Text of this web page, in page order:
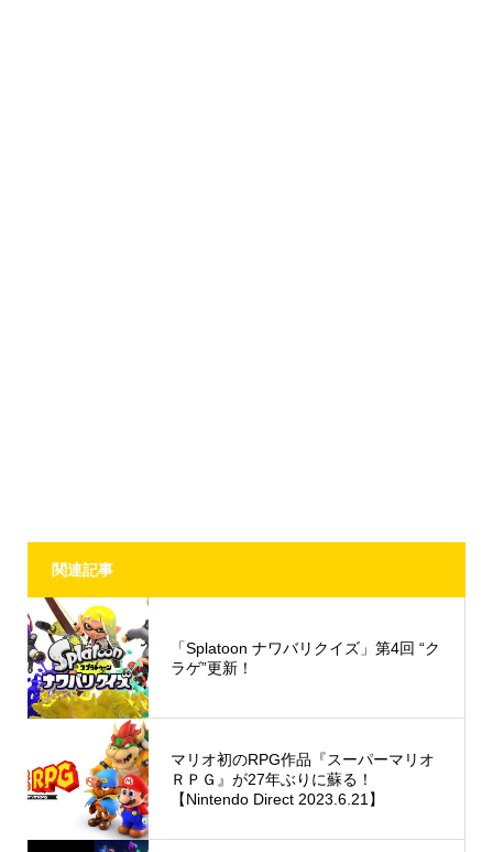
関連記事
「Splatoon ナワバリクイズ」第4回 “ク
ラゲ”更新！
マリオ初のRPG作品『スーパーマリオ
ＲＰＧ』が27年ぶりに蘇る！
【Nintendo Direct 2023.6.21】